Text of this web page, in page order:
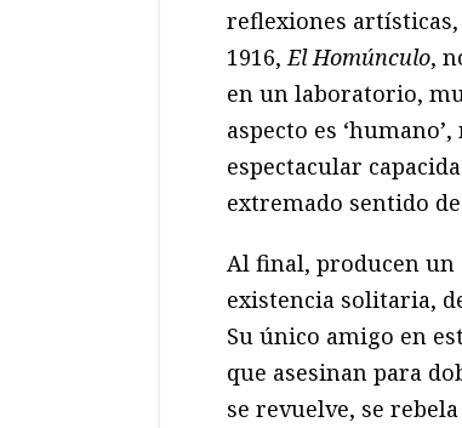
reflexiones
1916,El Homúnculo,
en un laboratorio,
aspecto es
espectacular
extremado sentido
Al final, producen un
existencia solitaria,
Su único amigo en
que asesinan para
se revuelve, se